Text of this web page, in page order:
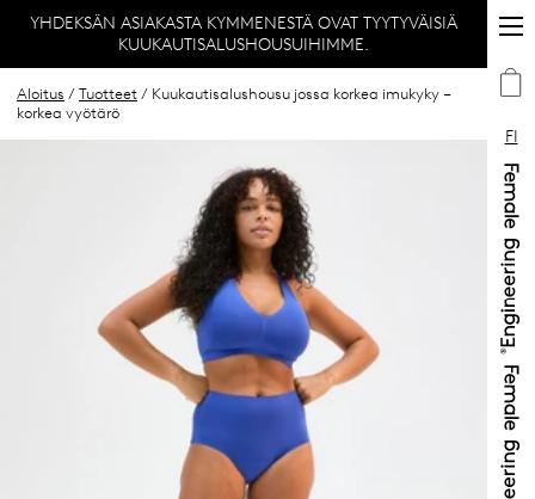
FI
YHDEKSÄN ASIAKASTA KYMMENESTÄ OVAT TYYTYVÄISIÄ
KUUKAUTISALUSHOUSUIHIMME.
Aloitus / Tuotteet / Kuukautisalushousu jossa korkea imukyky –
korkea vyötärö